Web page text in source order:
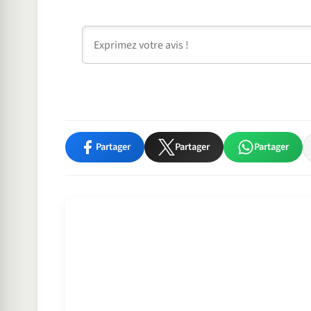
Partager Partager Partager